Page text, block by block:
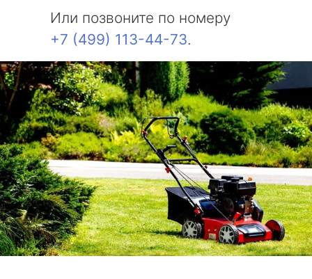
Или позвоните по номеру
+7 (499) 113-44-73.